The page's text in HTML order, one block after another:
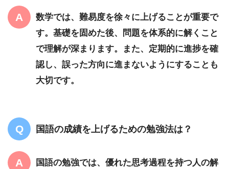
数学では、難易度を徐々に上げることが重要で
す。基礎を固めた後、問題を体系的に解くこと
で理解が深まります。また、定期的に進捗を確
認し、誤った方向に進まないようにすることも
大切です。
国語の成績を上げるための勉強法は？
国語の勉強では、優れた思考過程を持つ人の解